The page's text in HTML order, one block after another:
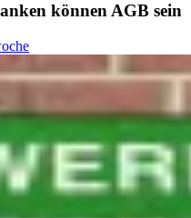
können AGB sein